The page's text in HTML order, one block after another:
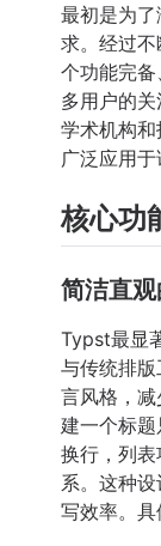
最初是为
求。经过
个功能完
多用户的
学术机构和
广泛应用于
核心功
简洁直
Typst最显
与传统排
言风格，
建一个标
换行，列
系。这种
写效率。具